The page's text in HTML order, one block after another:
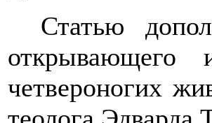
Статью
четвероногих